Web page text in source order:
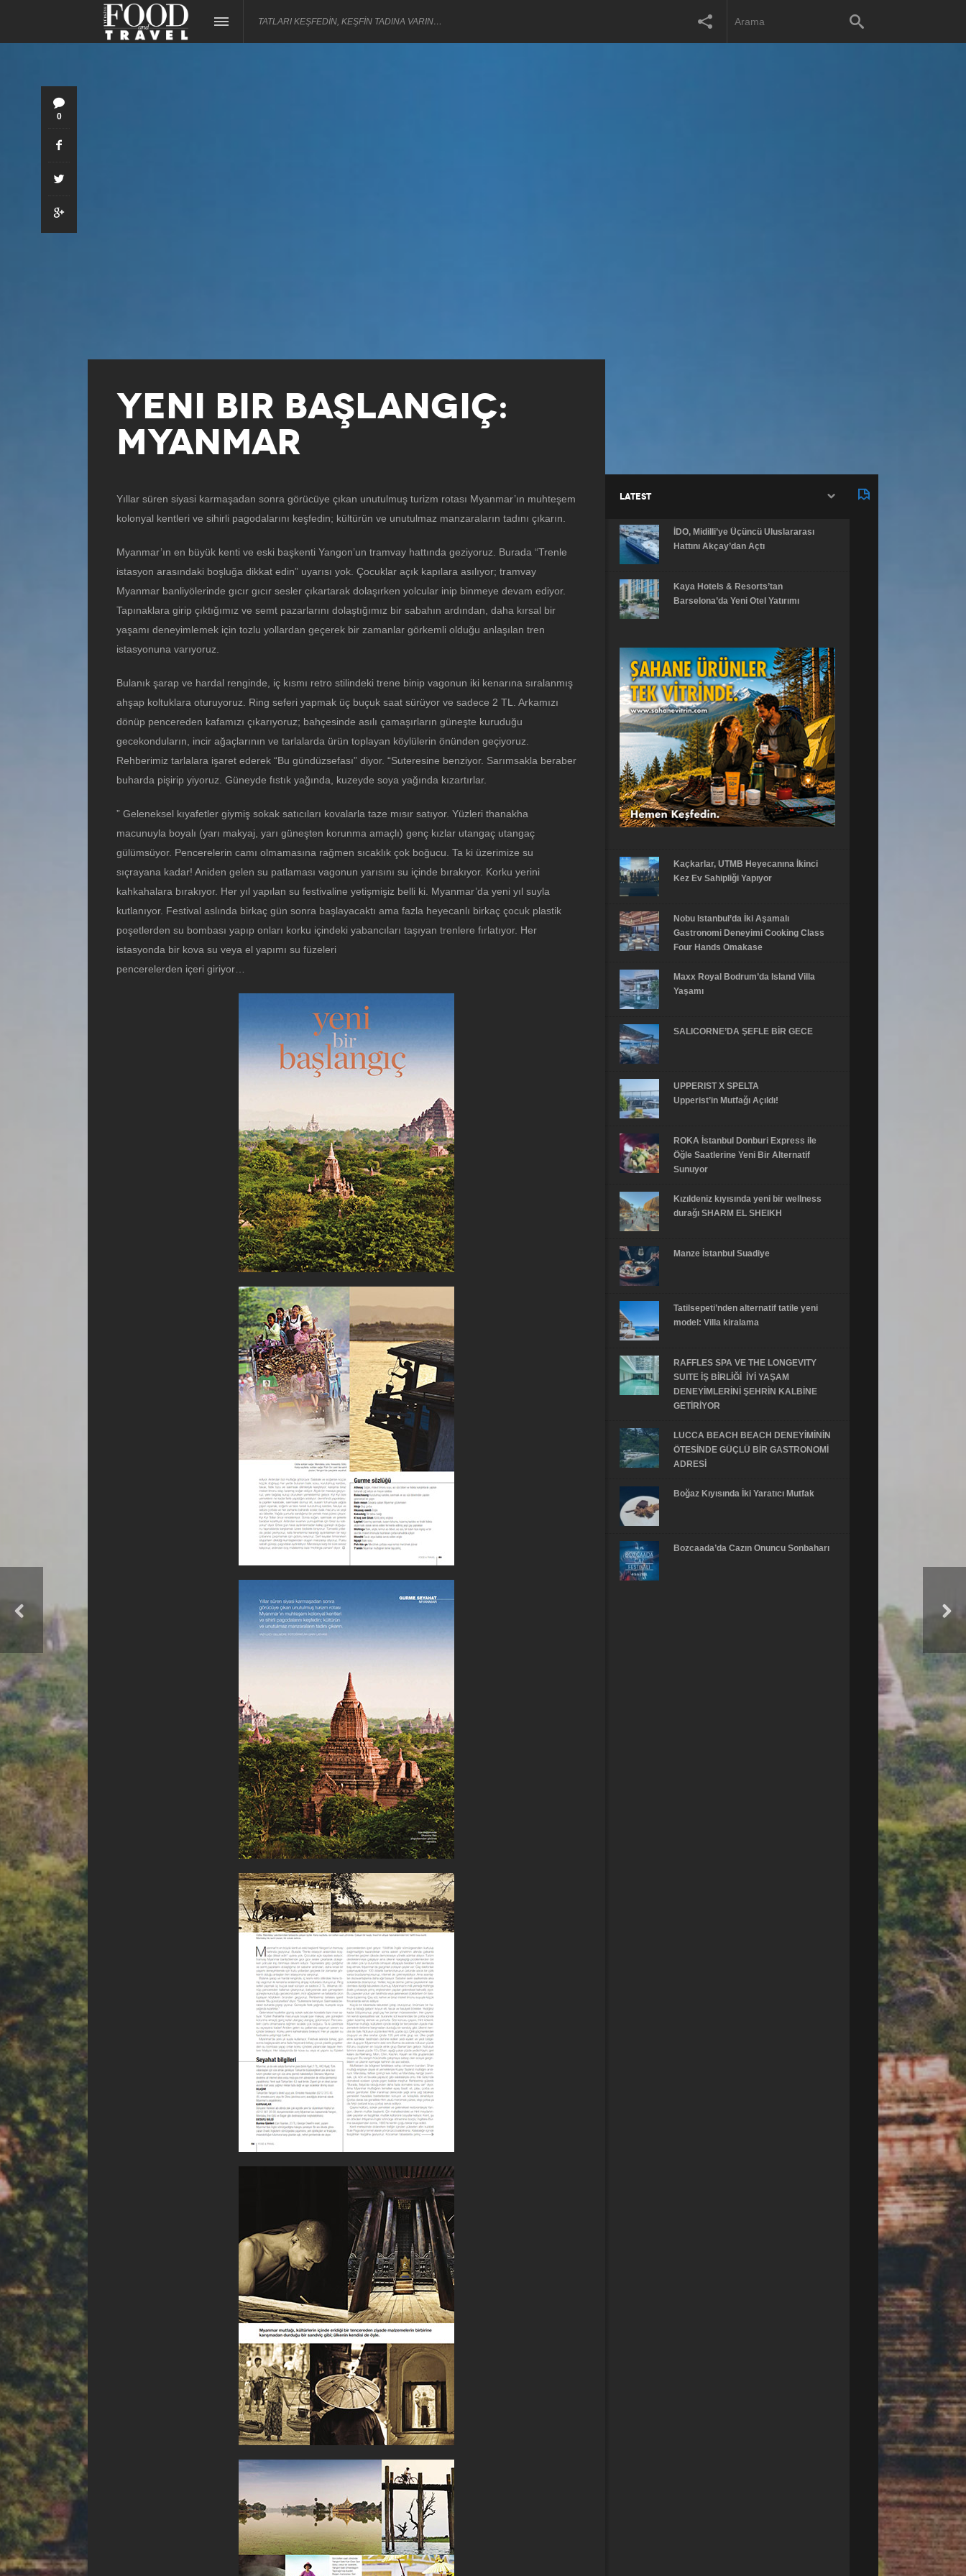
TATLARI KEŞFEDİN, KEŞFİN TADINA VARIN…
YENI BIR BAŞLANGIÇ:
MYANMAR
0
Yıllar süren siyasi karmaşadan sonra görücüye çıkan unutulmuş turizm rotası Myanmar’ın muhteşem
kolonyal kentleri ve sihirli pagodalarını keşfedin; kültürün ve unutulmaz manzaraların tadını çıkarın.
Myanmar’ın en büyük kenti ve eski başkenti Yangon’un tramvay hattında geziyoruz. Burada “Trenle
istasyon arasındaki boşluğa dikkat edin” uyarısı yok. Çocuklar açık kapılara asılıyor; tramvay
Myanmar banliyölerinde gıcır gıcır sesler çıkartarak dolaşırken yolcular inip binmeye devam ediyor.
Tapınaklara girip çıktığımız ve semt pazarlarını dolaştığımız bir sabahın ardından, daha kırsal bir
yaşamı deneyimlemek için tozlu yollardan geçerek bir zamanlar görkemli olduğu anlaşılan tren
istasyonuna varıyoruz.
Bulanık şarap ve hardal renginde, iç kısmı retro stilindeki trene binip vagonun iki kenarına sıralanmış
ahşap koltuklara oturuyoruz. Ring seferi yapmak üç buçuk saat sürüyor ve sadece 2 TL. Arkamızı
dönüp pencereden kafamızı çıkarıyoruz; bahçesinde asılı çamaşırların güneşte kuruduğu
gecekonduların, incir ağaçlarının ve tarlalarda ürün toplayan köylülerin önünden geçiyoruz.
Rehberimiz tarlalara işaret ederek “Bu gündüzsefası” diyor. “Suteresine benziyor. Sarımsakla beraber
buharda pişirip yiyoruz. Güneyde fıstık yağında, kuzeyde soya yağında kızartırlar.
” Geleneksel kıyafetler giymiş sokak satıcıları kovalarla taze mısır satıyor. Yüzleri thanakha
macunuyla boyalı (yarı makyaj, yarı güneşten korunma amaçlı) genç kızlar utangaç utangaç
gülümsüyor. Pencerelerin camı olmamasına rağmen sıcaklık çok boğucu. Ta ki üzerimize su
sıçrayana kadar! Aniden gelen su patlaması vagonun yarısını su içinde bırakıyor. Korku yerini
kahkahalara bırakıyor. Her yıl yapılan su festivaline yetişmişiz belli ki. Myanmar’da yeni yıl suyla
kutlanıyor. Festival aslında birkaç gün sonra başlayacaktı ama fazla heyecanlı birkaç çocuk plastik
poşetlerden su bombası yapıp onları korku içindeki yabancıları taşıyan trenlere fırlatıyor. Her
istasyonda bir kova su veya el yapımı su füzeleri
pencerelerden içeri giriyor…
LATEST
İDO, Midilli’ye Üçüncü Uluslararası
Hattını Akçay’dan Açtı
Kaya Hotels & Resorts’tan
Barselona’da Yeni Otel Yatırımı
Kaçkarlar, UTMB Heyecanına İkinci
Kez Ev Sahipliği Yapıyor
Nobu Istanbul’da İki Aşamalı
Gastronomi Deneyimi Cooking Class
Four Hands Omakase
Maxx Royal Bodrum’da Island Villa
Yaşamı
SALICORNE’DA ŞEFLE BİR GECE
UPPERIST X SPELTA
Upperist’in Mutfağı Açıldı!
ROKA İstanbul Donburi Express ile
Öğle Saatlerine Yeni Bir Alternatif
Sunuyor
Kızıldeniz kıyısında yeni bir wellness
durağı SHARM EL SHEIKH
Manze İstanbul Suadiye
Tatilsepeti’nden alternatif tatile yeni
model: Villa kiralama
RAFFLES SPA VE THE LONGEVITY
SUITE İŞ BİRLİĞİ İYİ YAŞAM
DENEYİMLERİNİ ŞEHRİN KALBİNE
GETİRİYOR
LUCCA BEACH BEACH DENEYİMİNİN
ÖTESİNDE GÜÇLÜ BİR GASTRONOMİ
ADRESİ
Boğaz Kıyısında İki Yaratıcı Mutfak
Bozcaada’da Cazın Onuncu Sonbaharı